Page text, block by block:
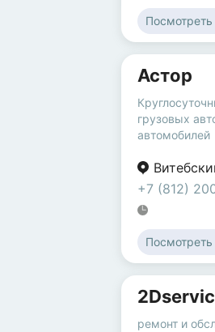
Астор
грузовых
автомобилей
+7 (812)
ремонт и